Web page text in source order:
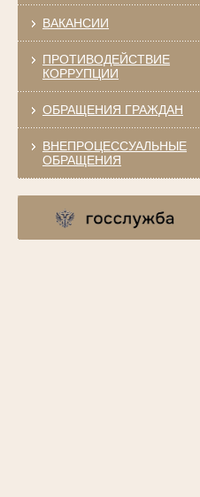
ВАКАНСИИ
ПРОТИВОДЕЙСТВИЕ
КОРРУПЦИИ
ОБРАЩЕНИЯ ГРАЖДАН
ВНЕПРОЦЕССУАЛЬНЫЕ
ОБРАЩЕНИЯ